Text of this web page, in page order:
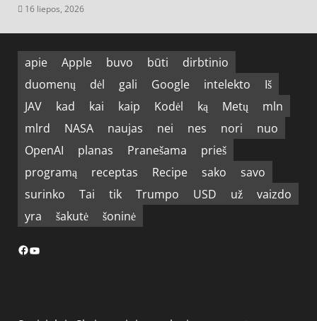
16 liepos, 2026
apie Apple buvo būti
dirbtinio
duomenų
dėl gali Google intelekto
Iš
JAV
kad kai kaip Kodėl ką Metų
mln
mlrd
NASA naujas nei nes nori
nuo
OpenAI
planas Pranešama
prieš
programą
receptas Recipe sako
savo
surinko
Tai tik Trumpo USD už
vaizdo
yra
šakutė šoninė
Facebook
YouTube